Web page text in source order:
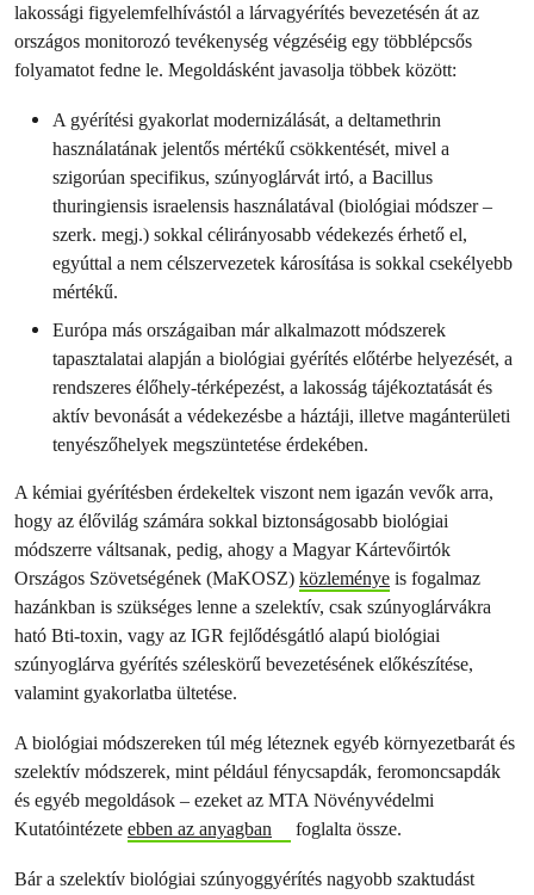
lakossági figyelemfelhívástól a lárvagyérítés bevezetésén át az
országos monitorozó tevékenység végzéséig egy többlépcsős
folyamatot fedne le. Megoldásként javasolja többek között:
A gyérítési gyakorlat modernizálását, a deltamethrin
használatának jelentős mértékű csökkentését, mivel a
szigorúan specifikus, szúnyoglárvát irtó, a Bacillus
thuringiensis israelensis használatával (biológiai módszer –
szerk. megj.) sokkal célirányosabb védekezés érhető el,
egyúttal a nem célszervezetek károsítása is sokkal csekélyebb
mértékű.
Európa más országaiban már alkalmazott módszerek
tapasztalatai alapján a biológiai gyérítés előtérbe helyezését, a
rendszeres élőhely-térképezést, a lakosság tájékoztatását és
aktív bevonását a védekezésbe a háztáji, illetve magánterületi
tenyészőhelyek megszüntetése érdekében.
A kémiai gyérítésben érdekeltek viszont nem igazán vevők arra,
hogy az élővilág számára sokkal biztonságosabb biológiai
módszerre váltsanak, pedig, ahogy a Magyar Kártevőirtók
Országos Szövetségének (MaKOSZ) közleménye is fogalmaz
hazánkban is szükséges lenne a szelektív, csak szúnyoglárvákra
ható Bti-toxin, vagy az IGR fejlődésgátló alapú biológiai
szúnyoglárva gyérítés széleskörű bevezetésének előkészítése,
valamint gyakorlatba ültetése.
A biológiai módszereken túl még léteznek egyéb környezetbarát és
szelektív módszerek, mint például fénycsapdák, feromoncsapdák
és egyéb megoldások – ezeket az MTA Növényvédelmi
Kutatóintézete ebben az anyagban foglalta össze.
Bár a szelektív biológiai szúnyoggyérítés nagyobb szaktudást